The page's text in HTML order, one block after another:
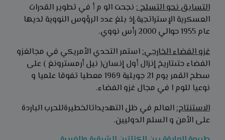
التسابق نحو التسلح: نجحت الو م أ في تطوير القدرات
العسكرية الإستراتجية،إذ بلغ عدد الرؤوس النووية لديها
عام 1955 حوالي 2000 رأس نووي.
غزو الفضاء الخارجي:استمر التحدي الأمريكي في مجالغزو
الفضاء حتىتاريخ إنزال أول إنسان( نيل أرمسترونغ ) على
سطح القمر يوم 21 جويلية 1969 معطيا تفوقا علميا و
نوعيا للوم ا في مجال غزو الفضاء.
الاستنتاج:العالم في ظل التهديداتالخطيرةللحرب الباردة
على الأمن و السلم الدوليين.